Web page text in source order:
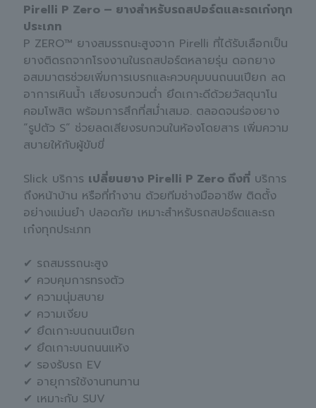
Pirelli P Zero – ยางสำหรับรถสปอร์ตและรถเก๋งทุก
ประเภท
P ZERO™ ยางสมรรถนะสูงจาก Pirelli ที่ได้รับเลือกเป็น
ยางติดรถจากโรงงานในรถสปอร์ตหลายรุ่น ดอกยาง
อสมมาตรช่วยเพิ่มการเบรกและควบคุมบนถนนเปียก ลด
อาการเหินน้ำ เสียงรบกวนต่ำ ยึดเกาะดีด้วยวัสดุนาโน
คอมโพสิต พร้อมการสึกที่สม่ำเสมอ. ตลอดจนร่องยาง
“รูปตัว S” ช่วยลดเสียงรบกวนในห้องโดยสาร เพิ่มความ
สบายให้กับผู้ขับขี่
Slick บริการ เปลี่ยนยาง Pirelli P Zero ถึงที่ บริการ
ถึงหน้าบ้าน หรือที่ทำงาน ด้วยทีมช่างมืออาชีพ ติดตั้ง
อย่างแม่นยำ ปลอดภัย เหมาะสำหรับรถสปอร์ตและรถ
เก๋งทุกประเภท
✔ รถสมรรถนะสูง
✔ ควบคุมการทรงตัว
✔ ความนุ่มสบาย
✔ ความเงียบ
✔ ยึดเกาะบนถนนเปียก
✔ ยึดเกาะบนถนนแห้ง
✔ รองรับรถ EV
✔ อายุการใช้งานทนทาน
✔ เหมาะกับ SUV